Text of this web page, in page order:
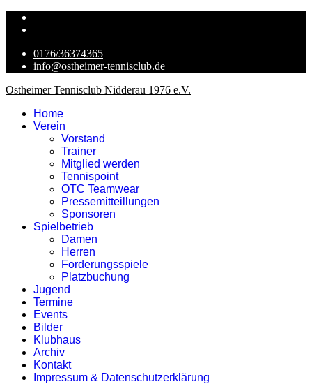
0176/36374365
info@ostheimer-tennisclub.de
Ostheimer Tennisclub Nidderau 1976 e.V.
Home
Verein
Vorstand
Trainer
Mitglied werden
Tennispoint
OTC Teamwear
Pressemitteillungen
Sponsoren
Spielbetrieb
Damen
Herren
Forderungsspiele
Platzbuchung
Jugend
Termine
Events
Bilder
Klubhaus
Archiv
Kontakt
Impressum & Datenschutzerklärung